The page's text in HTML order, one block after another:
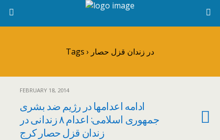
Tags › در زندان قزل حصار
FEBRUARY 18, 2014
ادامه اعدامها در رژیم ضد بشری
جمهوری اسلامی: اعدام ۸ زندانی در
زندان قزل حصار کرج